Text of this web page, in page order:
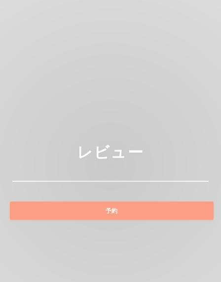
レビュー
予約